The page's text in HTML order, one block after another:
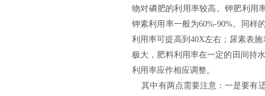
物对磷肥的利用率较高。钾肥利用
钾素利用率一般为60%-90%。同样
利用率可提高到40X左右；尿素表
极大，肥料利用率在一定的田间持
利用率应作相 应调整。
其中有两点需要注意：一是要有